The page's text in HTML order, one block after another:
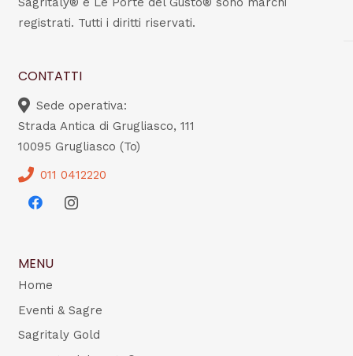
registrati. Tutti i diritti riservati.
CONTATTI
Sede operativa:
Strada Antica di Grugliasco, 111
10095 Grugliasco (To)
011 0412220
MENU
Home
Eventi & Sagre
Sagritaly Gold